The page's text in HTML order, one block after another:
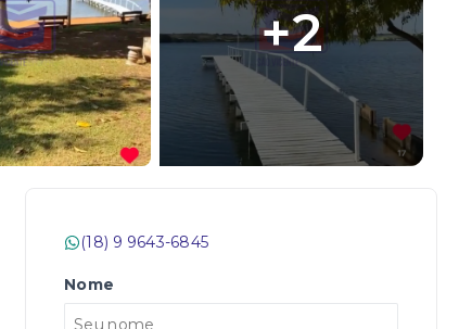
+2
(18) 9 9643-6845
Nome